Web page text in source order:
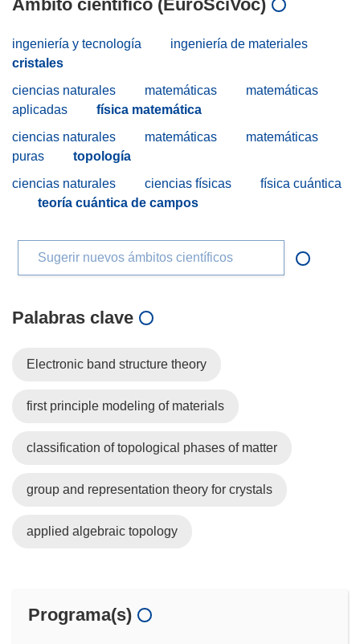
Ámbito científico (EuroSciVoc)
ingeniería y tecnología
ingeniería de materiales
cristales
ciencias naturales
matemáticas
matemáticas
aplicadas
física matemática
ciencias naturales
matemáticas
matemáticas
puras
topología
ciencias naturales
ciencias físicas
física cuántica
teoría cuántica de campos
Sugerir nuevos ámbitos científicos
Palabras clave
Electronic band structure theory
first principle modeling of materials
classification of topological phases of matter
group and representation theory for crystals
applied algebraic topology
Programa(s)